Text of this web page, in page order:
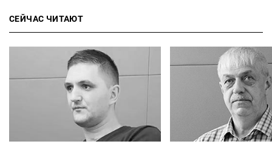
СЕЙЧАС ЧИТАЮТ